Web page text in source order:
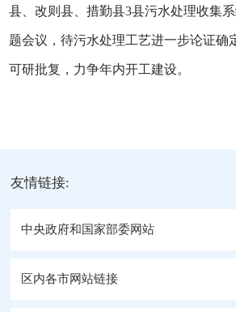
县、改则县、措勤县3县污水处理收集
题会议，待污水处理工艺进一步论证确
可研批复，力争年内开工建设。
友情链接:
中央政府和国家部委网站
区内各市网站链接